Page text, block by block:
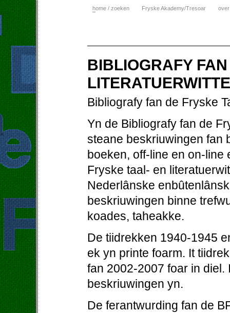
home / zoeken Fryske Akademy/Tresoar
BIBLIOGRAFY
Bibliografy fan de Fryske
Yn de Bibliografy fan de
steane beskriuwingen fan
boeken, off-line en on-line
Fryske taal- en
Nederlânske
beskriuwingen binne
koades, taheakke.
De tiidrekken 1940-1945
ek yn printe foarm. It
fan 2002-2007 foar in
beskriuwingen yn.
De ferantwurding fan de